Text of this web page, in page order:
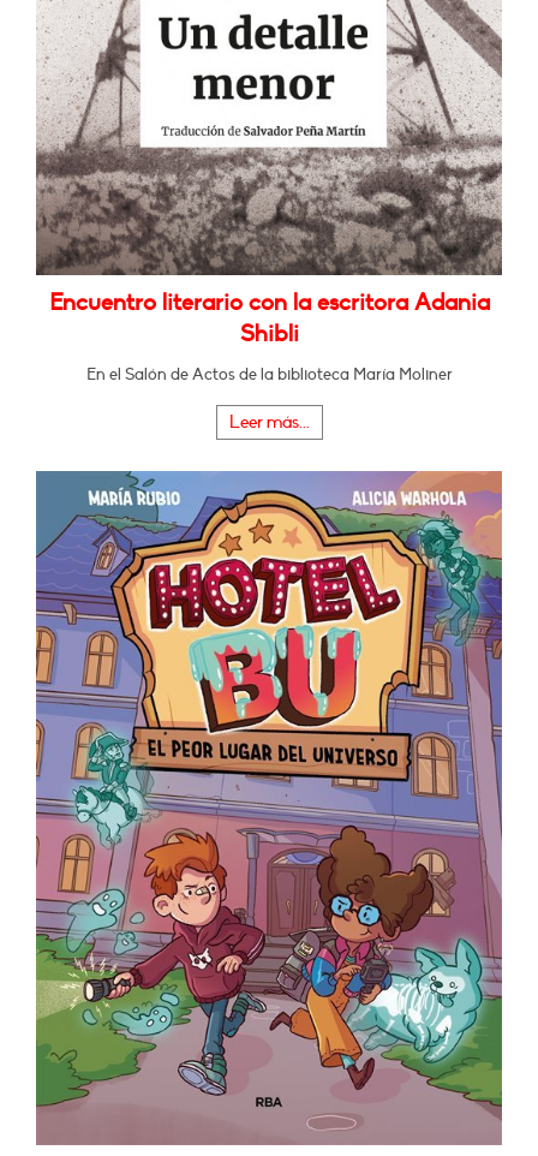
Encuentro literario con la escritora Adania
Shibli
En el Salón de Actos de la biblioteca María Moliner
Leer más...